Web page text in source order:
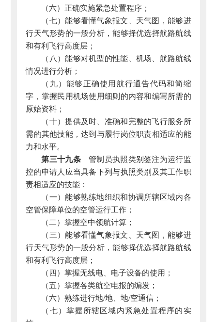
（六）正确实施紧急处置程序；
（七）能够看懂气象报文、天气图，能够进
行天气形势的一般分析，能够择优选择航路航线
和有利飞行高度层；
（八）能够对机型的性能、机场、航路航线
情况进行分析；
（九）能够正确使用航行通告代码和简缩
字，掌握民用机场使用细则的内容和编写所需的
原始资料；
（十）提供及时、准确和完整的飞行服务所
需的其他技能，达到与履行岗位职责相适应的能
力和水平。
第三十九条管制员执照类别签注为运行监
控的申请人应当具备下列与执照类别及其工作职
责相适应的技能：
（一）能够熟练地组织和协调所辖区域内各
空管保障单位的空管运行工作；
（二）掌握空中领航计算；
（三）能够看懂气象报文、天气图，能够进
行天气形势的一般分析，能够择优选择航路航线
和有利飞行高度层；
（四）掌握无线电、电子设备的使用；
（五）掌握各类航空电报的编发；
（六）熟练进行地/地、地/空通信；
（七）掌握所辖区域内紧急处置程序的实